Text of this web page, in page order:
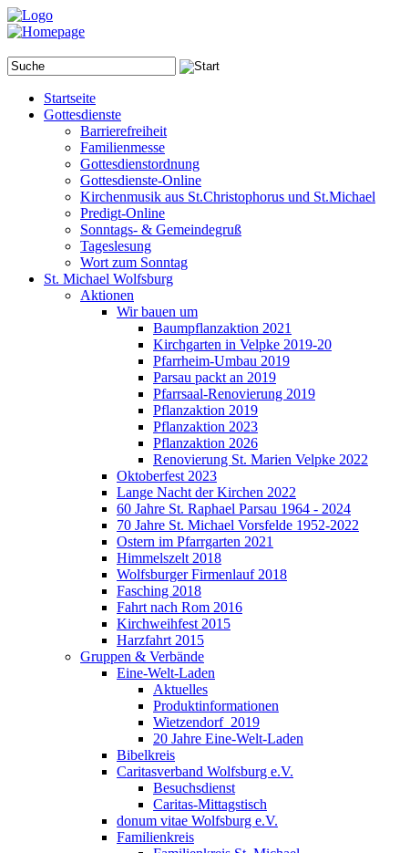
Startseite
Gottesdienste
Barrierefreiheit
Familienmesse
Gottesdienstordnung
Gottesdienste-Online
Kirchenmusik aus St.Christophorus und St.Michael
Predigt-Online
Sonntags- & Gemeindegruß
Tageslesung
Wort zum Sonntag
St. Michael Wolfsburg
Aktionen
Wir bauen um
Baumpflanzaktion 2021
Kirchgarten in Velpke 2019-20
Pfarrheim-Umbau 2019
Parsau packt an 2019
Pfarrsaal-Renovierung 2019
Pflanzaktion 2019
Pflanzaktion 2023
Pflanzaktion 2026
Renovierung St. Marien Velpke 2022
Oktoberfest 2023
Lange Nacht der Kirchen 2022
60 Jahre St. Raphael Parsau 1964 - 2024
70 Jahre St. Michael Vorsfelde 1952-2022
Ostern im Pfarrgarten 2021
Himmelszelt 2018
Wolfsburger Firmenlauf 2018
Fasching 2018
Fahrt nach Rom 2016
Kirchweihfest 2015
Harzfahrt 2015
Gruppen & Verbände
Eine-Welt-Laden
Aktuelles
Produktinformationen
Wietzendorf_2019
20 Jahre Eine-Welt-Laden
Bibelkreis
Caritasverband Wolfsburg e.V.
Besuchsdienst
Caritas-Mittagstisch
donum vitae Wolfsburg e.V.
Familienkreis